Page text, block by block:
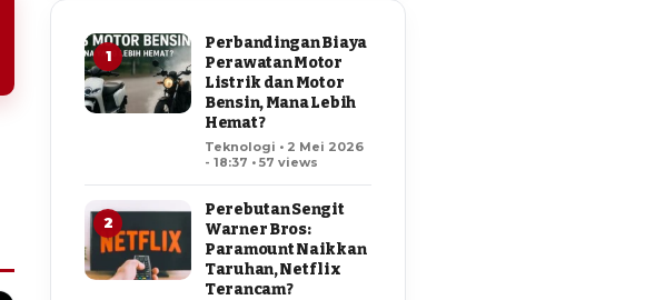
1
Perbandingan Biaya
Perawatan Motor
Listrik dan Motor
Bensin, Mana Lebih
Hemat?
Teknologi • 2 Mei 2026
- 18:37 • 57 views
2
Perebutan Sengit
Warner Bros:
Paramount Naikkan
Taruhan, Netflix
Terancam?